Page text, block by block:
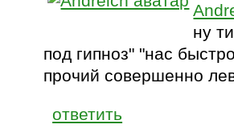
ну
под гипноз" "нас
прочий совершенно
ответить